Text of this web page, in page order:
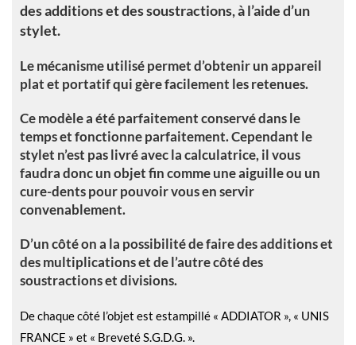
des additions et des soustractions, à l’aide d’un
stylet.
Le mécanisme utilisé permet d’obtenir un appareil
plat et portatif qui gère facilement les retenues.
Ce modèle a été parfaitement conservé dans le
temps et fonctionne parfaitement. Cependant le
stylet n’est pas livré avec la calculatrice, il vous
faudra donc un objet fin comme une aiguille ou un
cure-dents pour pouvoir vous en servir
convenablement.
D’un côté on a la possibilité de faire des additions et
des multiplications et de l’autre côté des
soustractions et divisions.
De chaque côté l’objet est estampillé « ADDIATOR », « UNIS
FRANCE » et « Breveté S.G.D.G. ».